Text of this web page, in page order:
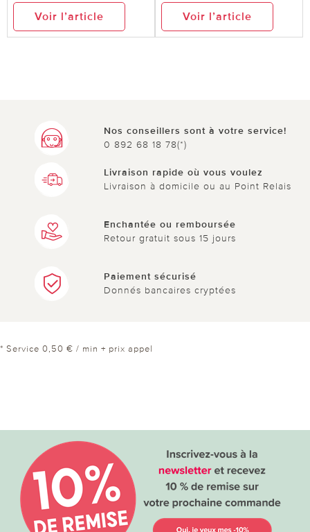
Voir l’article Voir l’article
Nos conseillers sont à votre service!
0 892 68 18 78(*)
Livraison rapide où vous voulez
Livraison à domicile ou au Point Relais
Enchantée ou remboursée
Retour gratuit sous 15 jours
Paiement sécurisé
Donnés bancaires cryptées
* Service 0,50 € / min + prix appel